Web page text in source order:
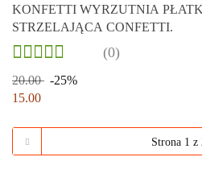
KONFETTI WYRZUTNIA
STRZELAJĄCA CONFETTI.
(0)
20.00
-25%
15.00